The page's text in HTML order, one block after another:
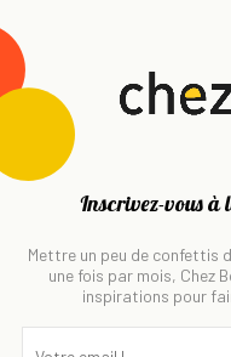
Inscrivez-vous à
Mettre un peu de confettis
une fois par mois, Chez
inspirations pour